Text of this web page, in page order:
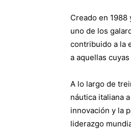
Creado en 1988
uno de los
contribuido a la
a aquellas
A lo largo de
náutica italiana
innovación y la
liderazgo